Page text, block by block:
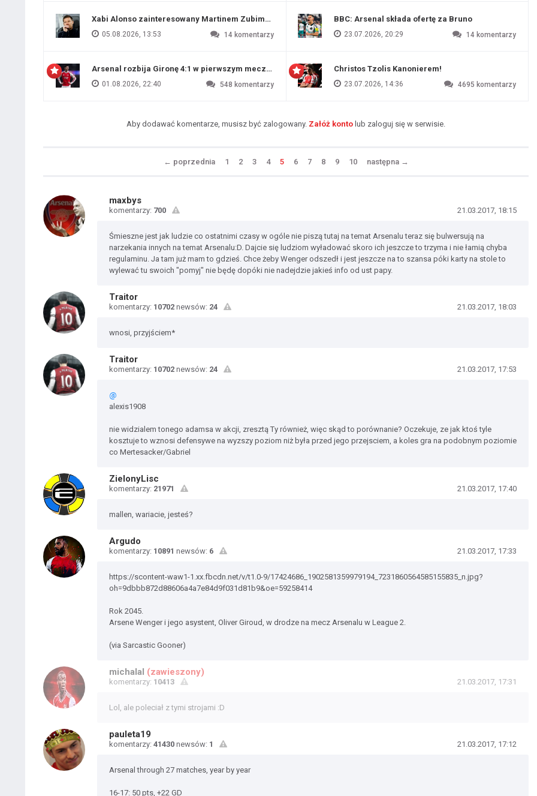
Xabi Alonso zainteresowany Martinem Zubimendim
05.08.2026, 13:53 14 komentarzy
Arsenal rozbija Gironę 4:1 w pierwszym meczu przygotowawczym
01.08.2026, 22:40 548 komentarzy
BBC: Arsenal składa ofertę za Bruno
23.07.2026, 20:29 14 komentarzy
Christos Tzolis Kanonierem!
23.07.2026, 14:36 4695 komentarzy
Aby dodawać komentarze, musisz być zalogowany. Załóż konto lub zaloguj się w serwisie.
← poprzednia 1 2 3 4 5 6 7 8 9 10 następna →
maxbys
komentarzy: 700 21.03.2017, 18:15
Śmieszne jest jak ludzie co ostatnimi czasy w ogóle nie piszą tutaj na temat Arsenalu teraz się bulwersują na
narzekania innych na temat Arsenalu:D. Dajcie się ludziom wyładować skoro ich jeszcze to trzyma i nie łamią chyba
regulaminu. Ja tam już mam to gdzieś. Chce żeby Wenger odszedł i jest jeszcze na to szansa póki karty na stole to
wylewać tu swoich "pomyj" nie będę dopóki nie nadejdzie jakieś info od ust papy.
Traitor
komentarzy: 10702 newsów: 24 21.03.2017, 18:03
wnosi, przyjściem*
Traitor
komentarzy: 10702 newsów: 24 21.03.2017, 17:53
@
alexis1908
nie widzialem tonego adamsa w akcji, zresztą Ty również, więc skąd to porównanie? Oczekuje, ze jak ktoś tyle
kosztuje to wznosi defensywe na wyzszy poziom niż była przed jego przejsciem, a koles gra na podobnym poziomie
co Mertesacker/Gabriel
ZielonyLisc
komentarzy: 21971 21.03.2017, 17:40
mallen, wariacie, jesteś?
Argudo
komentarzy: 10891 newsów: 6 21.03.2017, 17:33
https://scontent-waw1-1.xx.fbcdn.net/v/t1.0-9/17424686_1902581359979194_7231860564585155835_n.jpg?
oh=9dbbb872d88606a4a7e84d9f031d81b9&oe=59258414
Rok 2045.
Arsene Wenger i jego asystent, Oliver Giroud, w drodze na mecz Arsenalu w League 2.
(via Sarcastic Gooner)
michalal (zawieszony)
komentarzy: 10413 21.03.2017, 17:31
Lol, ale poleciał z tymi strojami :D
pauleta19
komentarzy: 41430 newsów: 1 21.03.2017, 17:12
Arsenal through 27 matches, year by year
16-17: 50 pts, +22 GD